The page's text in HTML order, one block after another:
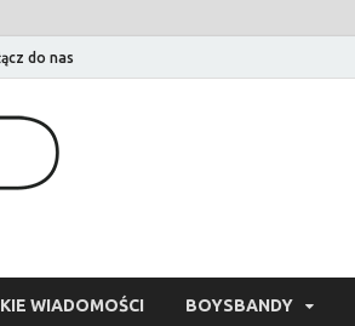
do nas
WIADOMOŚCI BOYSBANDY